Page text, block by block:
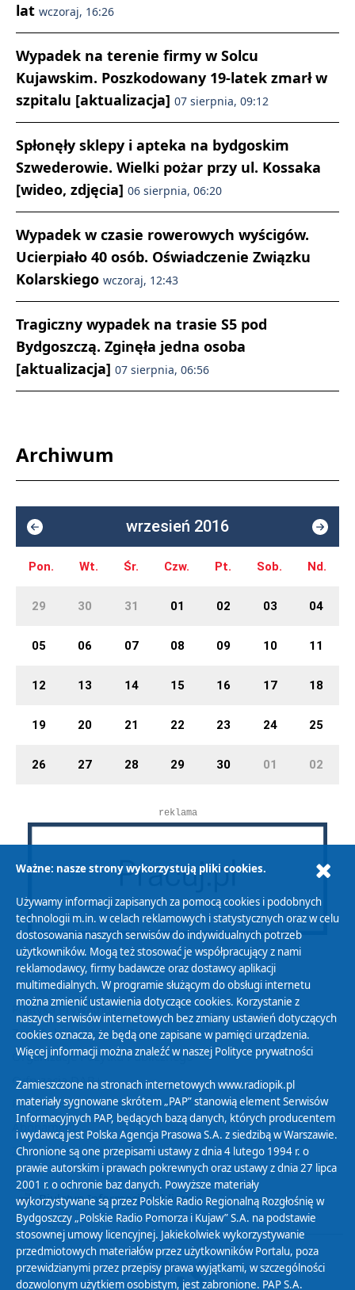
lat wczoraj, 16:26
Wypadek na terenie firmy w Solcu
Kujawskim. Poszkodowany 19-latek zmarł w
szpitalu [aktualizacja] 07 sierpnia, 09:12
Spłonęły sklepy i apteka na bydgoskim
Szwederowie. Wielki pożar przy ul. Kossaka
[wideo, zdjęcia] 06 sierpnia, 06:20
Wypadek w czasie rowerowych wyścigów.
Ucierpiało 40 osób. Oświadczenie Związku
Kolarskiego wczoraj, 12:43
Tragiczny wypadek na trasie S5 pod
Bydgoszczą. Zginęła jedna osoba
[aktualizacja] 07 sierpnia, 06:56
Archiwum
wrzesień 2016
Pon. Wt. Śr. Czw. Pt. Sob. Nd.
29 30 31 01 02 03 04
05 06 07 08 09 10 11
12 13 14 15 16 17 18
19 20 21 22 23 24 25
26 27 28 29 30 01 02
reklama
Polityka Prywatności
Zasady korzystania z Serwisu
Organizacje Pożytku Publicznego
Cyfryzacja DAB+
Polityka ochrony danych osobowych
Abonament
Zamówienia publiczne
Biuletyn Informacji Publicznej
Ważne: nasze strony wykorzystują pliki cookies.
Używamy informacji zapisanych za pomocą cookies i podobnych
technologii m.in. w celach reklamowych i statystycznych oraz w celu
dostosowania naszych serwisów do indywidualnych potrzeb
użytkowników. Mogą też stosować je współpracujący z nami
reklamodawcy, firmy badawcze oraz dostawcy aplikacji
multimedialnych. W programie służącym do obsługi internetu
można zmienić ustawienia dotyczące cookies. Korzystanie z
naszych serwisów internetowych bez zmiany ustawień dotyczących
cookies oznacza, że będą one zapisane w pamięci urządzenia.
Więcej informacji można znaleźć w naszej Polityce prywatności
Zamieszczone na stronach internetowych www.radiopik.pl
materiały sygnowane skrótem „PAP” stanowią element Serwisów
Informacyjnych PAP, będących bazą danych, których producentem
i wydawcą jest Polska Agencja Prasowa S.A. z siedzibą w Warszawie.
Chronione są one przepisami ustawy z dnia 4 lutego 1994 r. o
prawie autorskim i prawach pokrewnych oraz ustawy z dnia 27 lipca
2001 r. o ochronie baz danych. Powyższe materiały
wykorzystywane są przez Polskie Radio Regionalną Rozgłośnię w
Bydgoszczy „Polskie Radio Pomorza i Kujaw” S.A. na podstawie
stosownej umowy licencyjnej. Jakiekolwiek wykorzystywanie
przedmiotowych materiałów przez użytkowników Portalu, poza
przewidzianymi przez przepisy prawa wyjątkami, w szczególności
dozwolonym użytkiem osobistym, jest zabronione. PAP S.A.